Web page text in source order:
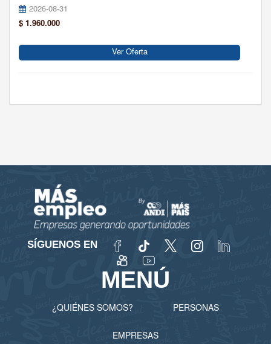
2026-08-31
$ 1.960.000
Ver Oferta
SÍGUENOS EN
MENÚ
¿QUIÉNES SOMOS? PERSONAS
EMPRESAS